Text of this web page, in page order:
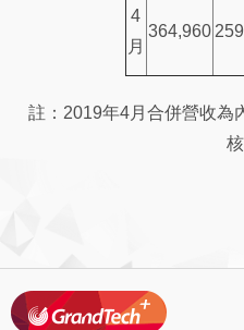
4
月
364,960
註：2019年4月合併營收為
核